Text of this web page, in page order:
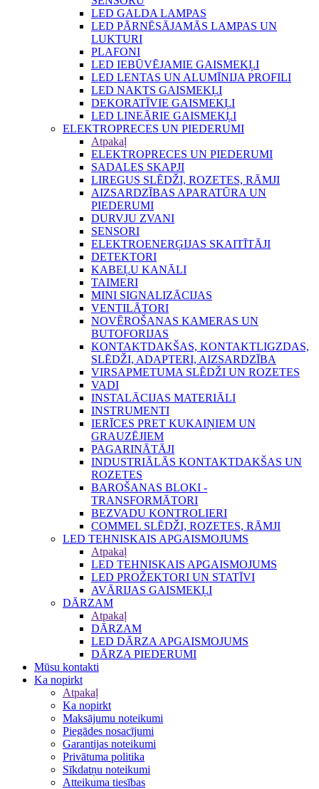
LED GALDA LAMPAS
LED PĀRNĒSĀJAMĀS LAMPAS UN
LUKTURI
PLAFONI
LED IEBŪVĒJAMIE GAISMEKĻI
LED LENTAS UN ALUMĪNIJA PROFILI
LED NAKTS GAISMEKĻI
DEKORATĪVIE GAISMEKĻI
LED LINEĀRIE GAISMEKĻI
ELEKTROPRECES UN PIEDERUMI
Atpakaļ
ELEKTROPRECES UN PIEDERUMI
SADALES SKAPJI
LIREGUS SLĒDŽI, ROZETES, RĀMJI
AIZSARDZĪBAS APARATŪRA UN
PIEDERUMI
DURVJU ZVANI
SENSORI
ELEKTROENERĢIJAS SKAITĪTĀJI
DETEKTORI
KABEĻU KANĀLI
TAIMERI
MINI SIGNALIZĀCIJAS
VENTILĀTORI
NOVĒROŠANAS KAMERAS UN
BUTOFORIJAS
KONTAKTDAKŠAS, KONTAKTLIGZDAS,
SLĒDŽI, ADAPTERI, AIZSARDZĪBA
VIRSAPMETUMA SLĒDŽI UN ROZETES
VADI
INSTALĀCIJAS MATERIĀLI
INSTRUMENTI
IERĪCES PRET KUKAIŅIEM UN
GRAUZĒJIEM
PAGARINĀTĀJI
INDUSTRIĀLĀS KONTAKTDAKŠAS UN
ROZETES
BAROŠANAS BLOKI -
TRANSFORMĀTORI
BEZVADU KONTROLIERI
COMMEL SLĒDŽI, ROZETES, RĀMJI
LED TEHNISKAIS APGAISMOJUMS
Atpakaļ
LED TEHNISKAIS APGAISMOJUMS
LED PROŽEKTORI UN STATĪVI
AVĀRIJAS GAISMEKĻI
DĀRZAM
Atpakaļ
DĀRZAM
LED DĀRZA APGAISMOJUMS
DĀRZA PIEDERUMI
Mūsu kontakti
Ka nopirkt
Atpakaļ
Ka nopirkt
Maksājumu noteikumi
Piegādes nosacījumi
Garantijas noteikumi
Privātuma politika
Sīkdatņu noteikumi
Atteikuma tiesības